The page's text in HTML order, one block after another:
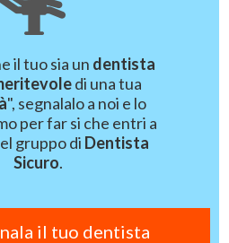
il tuo sia un dentista
di una tua
", segnalalo a noi e lo
per far si che entri a
gruppo di Dentista
Sicuro.
il tuo dentista